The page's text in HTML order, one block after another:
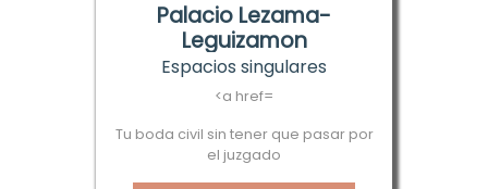
Palacio Lezama-
Leguizamon
Espacios singulares
<a href=
Tu boda civil sin tener que pasar por
el juzgado